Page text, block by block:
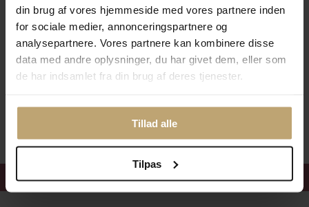
din brug af vores hjemmeside med vores partnere inden
for sociale medier, annonceringspartnere og
analysepartnere. Vores partnere kan kombinere disse
data med andre oplysninger, du har givet dem, eller som
de har indsamlet fra din brug af deres tjenester.
Tillad alle
Tilpas
Betalingsmuligheder
Sikker Og Tryg E-Handel
Få 15%velkomstrabat